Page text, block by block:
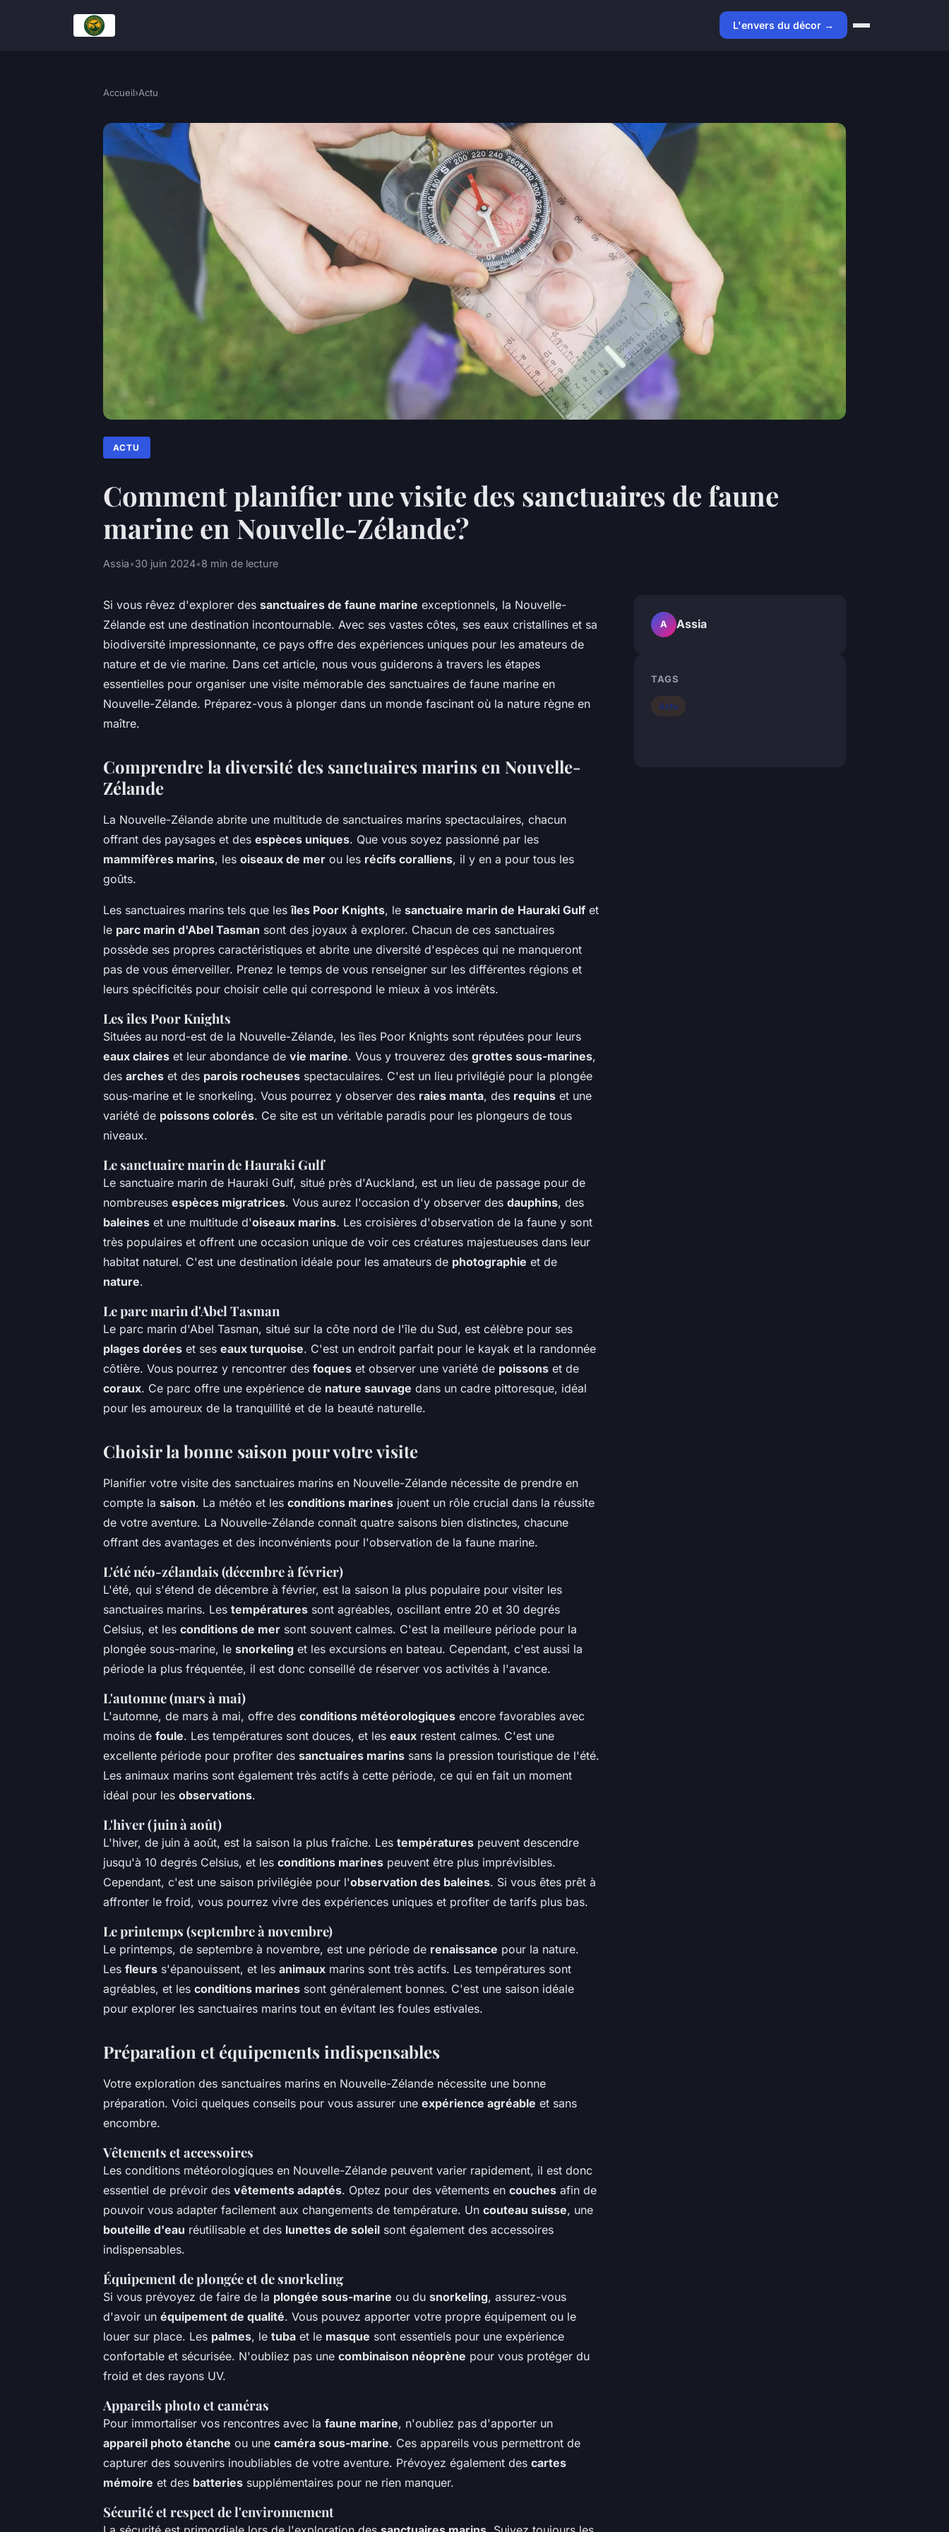
L'envers du décor →
Accueil›Actu
ACTU
Comment planifier une visite des sanctuaires de faune
marine en Nouvelle-Zélande?
Assia•30 juin 2024•8 min de lecture
Si vous rêvez d'explorer des sanctuaires de faune marine exceptionnels, la Nouvelle-
Zélande est une destination incontournable. Avec ses vastes côtes, ses eaux cristallines et sa
biodiversité impressionnante, ce pays offre des expériences uniques pour les amateurs de
nature et de vie marine. Dans cet article, nous vous guiderons à travers les étapes
essentielles pour organiser une visite mémorable des sanctuaires de faune marine en
Nouvelle-Zélande. Préparez-vous à plonger dans un monde fascinant où la nature règne en
maître.
Comprendre la diversité des sanctuaires marins en Nouvelle-
Zélande
La Nouvelle-Zélande abrite une multitude de sanctuaires marins spectaculaires, chacun
offrant des paysages et des espèces uniques. Que vous soyez passionné par les
mammifères marins, les oiseaux de mer ou les récifs coralliens, il y en a pour tous les
goûts.
Les sanctuaires marins tels que lesîles Poor Knights, le sanctuaire marin de Hauraki Gulf et
le parc marin d'Abel Tasman sont des joyaux à explorer. Chacun de ces sanctuaires
possède ses propres caractéristiques et abrite une diversité d'espèces qui ne manqueront
pas de vous émerveiller. Prenez le temps de vous renseigner sur les différentes régions et
leurs spécificités pour choisir celle qui correspond le mieux à vos intérêts.
Les îles Poor Knights
Situées au nord-est de la Nouvelle-Zélande, les îles Poor Knights sont réputées pour leurs
eaux claires et leur abondance de vie marine. Vous y trouverez des grottes sous-marines,
des arches et des parois rocheuses spectaculaires. C'est un lieu privilégié pour la plongée
sous-marine et le snorkeling. Vous pourrez y observer des raies manta, des requins et une
variété de poissons colorés. Ce site est un véritable paradis pour les plongeurs de tous
niveaux.
Le sanctuaire marin de Hauraki Gulf
Le sanctuaire marin de Hauraki Gulf, situé près d'Auckland, est un lieu de passage pour de
nombreuses espèces migratrices. Vous aurez l'occasion d'y observer des dauphins, des
baleines et une multitude d'oiseaux marins. Les croisières d'observation de la faune y sont
très populaires et offrent une occasion unique de voir ces créatures majestueuses dans leur
habitat naturel. C'est une destination idéale pour les amateurs de photographie et de
nature.
Le parc marin d'Abel Tasman
Le parc marin d'Abel Tasman, situé sur la côte nord de l'île du Sud, est célèbre pour ses
plages dorées et ses eaux turquoise. C'est un endroit parfait pour le kayak et la randonnée
côtière. Vous pourrez y rencontrer des foques et observer une variété de poissons et de
coraux. Ce parc offre une expérience de nature sauvage dans un cadre pittoresque, idéal
pour les amoureux de la tranquillité et de la beauté naturelle.
Choisir la bonne saison pour votre visite
Planifier votre visite des sanctuaires marins en Nouvelle-Zélande nécessite de prendre en
compte la saison. La météo et les conditions marines jouent un rôle crucial dans la réussite
de votre aventure. La Nouvelle-Zélande connaît quatre saisons bien distinctes, chacune
offrant des avantages et des inconvénients pour l'observation de la faune marine.
L'été néo-zélandais (décembre à février)
L'été, qui s'étend de décembre à février, est la saison la plus populaire pour visiter les
sanctuaires marins. Les températures sont agréables, oscillant entre 20 et 30 degrés
Celsius, et les conditions de mer sont souvent calmes. C'est la meilleure période pour la
plongée sous-marine, le snorkeling et les excursions en bateau. Cependant, c'est aussi la
période la plus fréquentée, il est donc conseillé de réserver vos activités à l'avance.
L'automne (mars à mai)
L'automne, de mars à mai, offre des conditions météorologiques encore favorables avec
moins de foule. Les températures sont douces, et les eaux restent calmes. C'est une
excellente période pour profiter des sanctuaires marins sans la pression touristique de l'été.
Les animaux marins sont également très actifs à cette période, ce qui en fait un moment
idéal pour les observations.
L'hiver (juin à août)
L'hiver, de juin à août, est la saison la plus fraîche. Les températures peuvent descendre
jusqu'à 10 degrés Celsius, et les conditions marines peuvent être plus imprévisibles.
Cependant, c'est une saison privilégiée pour l'observation des baleines. Si vous êtes prêt à
affronter le froid, vous pourrez vivre des expériences uniques et profiter de tarifs plus bas.
Le printemps (septembre à novembre)
Le printemps, de septembre à novembre, est une période de renaissance pour la nature.
Les fleurs s'épanouissent, et les animaux marins sont très actifs. Les températures sont
agréables, et les conditions marines sont généralement bonnes. C'est une saison idéale
pour explorer les sanctuaires marins tout en évitant les foules estivales.
Préparation et équipements indispensables
Votre exploration des sanctuaires marins en Nouvelle-Zélande nécessite une bonne
préparation. Voici quelques conseils pour vous assurer une expérience agréable et sans
encombre.
Vêtements et accessoires
Les conditions météorologiques en Nouvelle-Zélande peuvent varier rapidement, il est donc
essentiel de prévoir des vêtements adaptés. Optez pour des vêtements en couches afin de
pouvoir vous adapter facilement aux changements de température. Un couteau suisse, une
bouteille d'eau réutilisable et des lunettes de soleil sont également des accessoires
indispensables.
Équipement de plongée et de snorkeling
Si vous prévoyez de faire de la plongée sous-marine ou du snorkeling, assurez-vous
d'avoir un équipement de qualité. Vous pouvez apporter votre propre équipement ou le
louer sur place. Les palmes, le tuba et le masque sont essentiels pour une expérience
confortable et sécurisée. N'oubliez pas une combinaison néoprène pour vous protéger du
froid et des rayons UV.
Appareils photo et caméras
Pour immortaliser vos rencontres avec la faune marine, n'oubliez pas d'apporter un
appareil photo étanche ou une caméra sous-marine. Ces appareils vous permettront de
capturer des souvenirs inoubliables de votre aventure. Prévoyez également des cartes
mémoire et des batteries supplémentaires pour ne rien manquer.
Sécurité et respect de l'environnement
A Assia
TAGS
Actu